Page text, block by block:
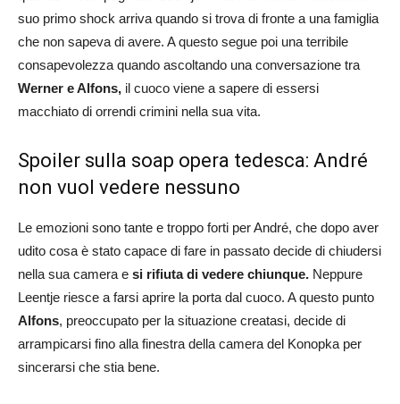
suo primo shock arriva quando si trova di fronte a una famiglia
che non sapeva di avere. A questo segue poi una terribile
consapevolezza quando ascoltando una conversazione tra
Werner e Alfons, il cuoco viene a sapere di essersi
macchiato di orrendi crimini nella sua vita.
Spoiler sulla soap opera tedesca: André
non vuol vedere nessuno
Le emozioni sono tante e troppo forti per André, che dopo aver
udito cosa è stato capace di fare in passato decide di chiudersi
nella sua camera e si rifiuta di vedere chiunque. Neppure
Leentje riesce a farsi aprire la porta dal cuoco. A questo punto
Alfons, preoccupato per la situazione creatasi, decide di
arrampicarsi fino alla finestra della camera del Konopka per
sincerarsi che stia bene.